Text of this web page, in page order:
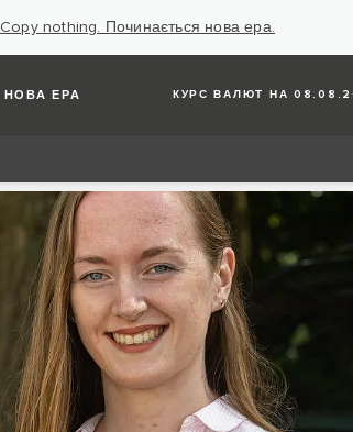
Copy nothing. Починається нова ера.
НОВА ЕРА КУРС ВАЛЮТ НА